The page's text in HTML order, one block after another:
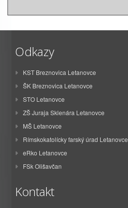
Odkazy
KST Breznovica Letanovce
ŠK Breznovica Letanovce
STO Letanovce
ZŠ Juraja Sklenára Letanovce
MŠ Letanovce
Rímskokatolícky farský úrad Letanovce
eRko Letanovce
FSk Olišavčan
Kontakt